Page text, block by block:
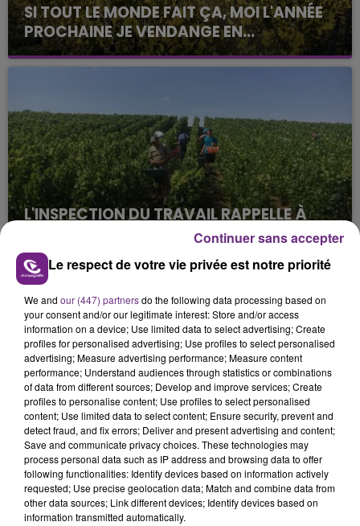
SI TOUT LE MONDE FAIT ÇA, MOI L'ANNÉE
PROCHAINE JE VENDANGE EN...
La vendange en Champagne a débuté ce jeudi 6
août dans la commune de Montgueux (Aube). Du
L'INSPECTION DU TRAVAIL RAPPELLE À
L'ORDRE SUR LES CONDITIONS DE...
Alors que les dates de début des vendange 2026
s'est avéré être plus précoce que prévu,
les conditions de...
TITRES DIFFUSÉS
1h45
1h45
BENSON BOONE
1h42
1h42
Le respect de votre vie privée est notre priorité
We and our (447) partnersdo the following data processing based on
your consent and/or our legitimate interest: Store and/or access
information on a device; Use limited data to select advertising; Create
profiles for personalised advertising; Use profiles to select personalised
advertising; Measure advertising performance; Measure content
performance; Understand audiences through statistics or combinations
of data from different sources; Develop and improve services; Create
profiles to personalise content; Use profiles to select personalised
content; Use limited data to select content; Ensure security, prevent and
detect fraud, and fix errors; Deliver and present advertising and content;
Save and communicate privacy choices. These technologies may
process personal data such as IP address and browsing data to offer
following functionalities: Identify devices based on information actively
requested; Use precise geolocation data; Match and combine data from
other data sources; Link different devices; Identify devices based on
information transmitted automatically.
Continuer sans accepter